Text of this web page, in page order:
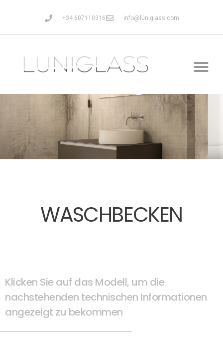
+34 607110316 info@luniglass.com
WASCHBECKEN
Klicken Sie auf das Modell, um die
nachstehenden technischen Informationen
angezeigt zu bekommen